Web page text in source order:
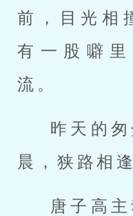
前，目光相
有一股噼
流。
昨天的
晨，狭路相逢
唐子高